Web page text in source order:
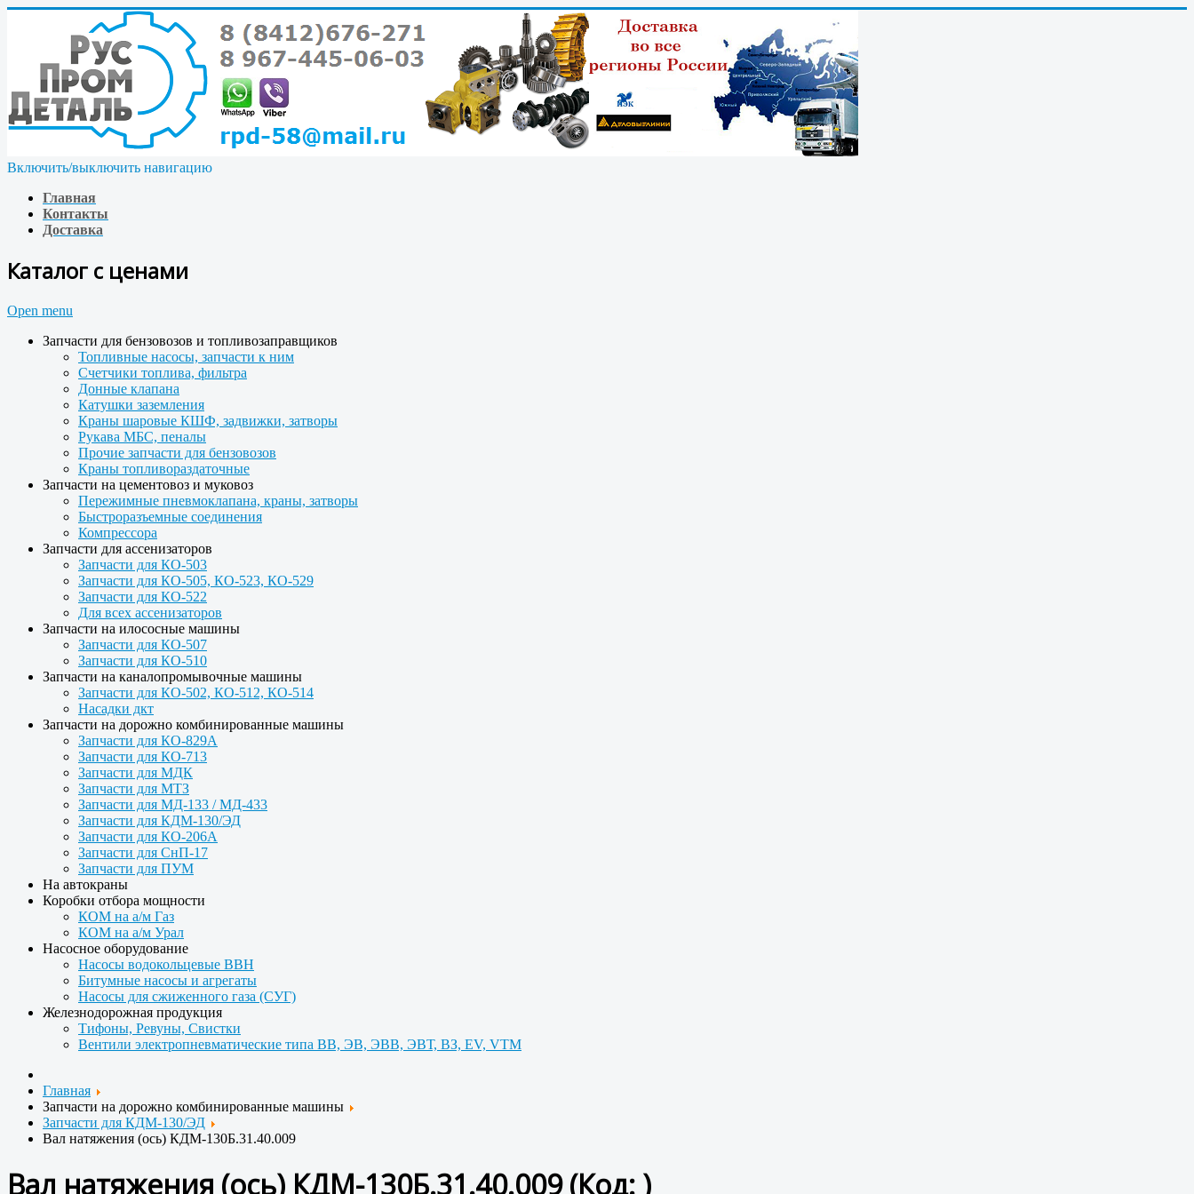
Включить/выключить навигацию
Главная
Контакты
Доставка
Каталог с ценами
Open menu
Запчасти для бензовозов и топливозаправщиков
Топливные насосы, запчасти к ним
Счетчики топлива, фильтра
Донные клапана
Катушки заземления
Краны шаровые КШФ, задвижки, затворы
Рукава МБС, пеналы
Прочие запчасти для бензовозов
Краны топливораздаточные
Запчасти на цементовоз и муковоз
Пережимные пневмоклапана, краны, затворы
Быстроразъемные соединения
Компрессора
Запчасти для ассенизаторов
Запчасти для КО-503
Запчасти для КО-505, КО-523, КО-529
Запчасти для КО-522
Для всех ассенизаторов
Запчасти на илососные машины
Запчасти для КО-507
Запчасти для КО-510
Запчасти на каналопромывочные машины
Запчасти для КО-502, КО-512, КО-514
Насадки дкт
Запчасти на дорожно комбинированные машины
Запчасти для КО-829А
Запчасти для КО-713
Запчасти для МДК
Запчасти для МТЗ
Запчасти для МД-133 / МД-433
Запчасти для КДМ-130/ЭД
Запчасти для КО-206А
Запчасти для СнП-17
Запчасти для ПУМ
На автокраны
Коробки отбора мощности
КОМ на а/м Газ
КОМ на а/м Урал
Насосное оборудование
Насосы водокольцевые ВВН
Битумные насосы и агрегаты
Насосы для сжиженного газа (СУГ)
Железнодорожная продукция
Тифоны, Ревуны, Свистки
Вентили электропневматические типа ВВ, ЭВ, ЭВВ, ЭВТ, ВЗ, EV, VTM
Главная
Запчасти на дорожно комбинированные машины
Запчасти для КДМ-130/ЭД
Вал натяжения (ось) КДМ-130Б.31.40.009
Вал натяжения (ось) КДМ-130Б.31.40.009(Код: )